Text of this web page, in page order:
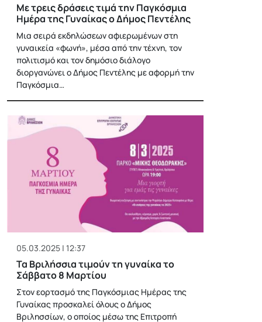
Με τρεις δράσεις τιμά την Παγκόσμια
Ημέρα της Γυναίκας ο Δήμος Πεντέλης
Μια σειρά εκδηλώσεων αφιερωμένων στη
γυναικεία «φωνή», μέσα από την τέχνη, τον
πολιτισμό και τον δημόσιο διάλογο
διοργανώνει ο Δήμος Πεντέλης με αφορμή την
Παγκόσμια…
05.03.2025 | 12:37
Τα Βριλήσσια τιμούν τη γυναίκα το
Σάββατο 8 Μαρτίου
Στον εορτασμό της Παγκόσμιας Ημέρας της
Γυναίκας προσκαλεί όλους ο Δήμος
Βριλησσίων, ο οποίος μέσω της Επιτροπή